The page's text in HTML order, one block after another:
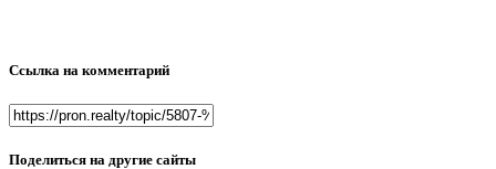
Ссылка на комментарий
Поделиться на другие сайты